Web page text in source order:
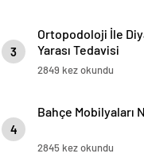
3
Ortopodoloji İle
Yarası Tedavisi
2849 kez okundu
4
Bahçe Mobilyaları
2845 kez okundu